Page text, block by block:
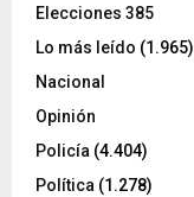
Elecciones 385
Lo más leído (1.965)
Nacional
Opinión
Policía (4.404)
Política (1.278)